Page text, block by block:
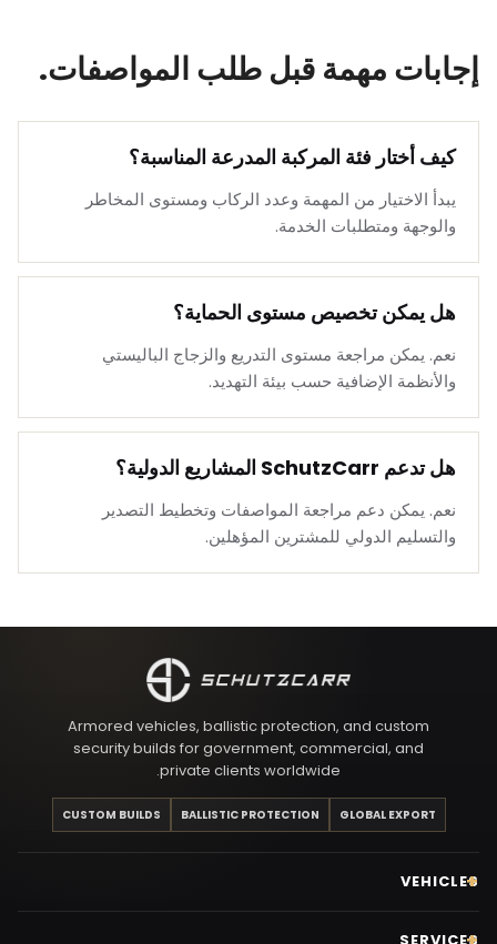
إجابات مهمة قبل طلب المواصفات.
كيف أختار فئة المركبة المدرعة المناسبة؟
يبدأ الاختيار من المهمة وعدد الركاب ومستوى المخاطر
والوجهة ومتطلبات الخدمة.
هل يمكن تخصيص مستوى الحماية؟
نعم. يمكن مراجعة مستوى التدريع والزجاج الباليستي
والأنظمة الإضافية حسب بيئة التهديد.
هل تدعم SchutzCarr المشاريع الدولية؟
نعم. يمكن دعم مراجعة المواصفات وتخطيط التصدير
والتسليم الدولي للمشترين المؤهلين.
Armored vehicles, ballistic protection, and custom
security builds for government, commercial, and
private clients worldwide.
GLOBAL EXPORT
BALLISTIC PROTECTION
CUSTOM BUILDS
VEHICLES
SERVICES